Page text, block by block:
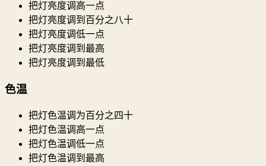
把灯亮度调高一点
把灯亮度调到百分之八十
把灯亮度调低一点
把灯亮度调到最高
把灯亮度调到最低
色温
把灯色温调为百分之四十
把灯色温调高一点
把灯色温调低一点
把灯色温调到最高